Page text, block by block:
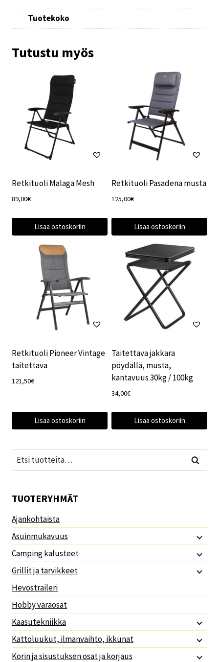
Tuotekoko
Tutustu myös
Retkituoli Malaga Mesh
89,00€
Lisää ostoskoriin
Retkituoli Pasadena musta
125,00€
Lisää ostoskoriin
Retkituoli Pioneer Vintage
taitettava
121,50€
Lisää ostoskoriin
Taitettava jakkara
pöydällä, musta,
kantavuus 30kg / 100kg
34,00€
Lisää ostoskoriin
Etsi: Haku
TUOTERYHMÄT
Ajankohtaista
Asuinmukavuus
Camping kalusteet
Grillit ja tarvikkeet
Hevostraileri
Hobby varaosat
Kaasutekniikka
Kattoluukut, ilmanvaihto, ikkunat
Korin ja sisustuksen osat ja korjaus